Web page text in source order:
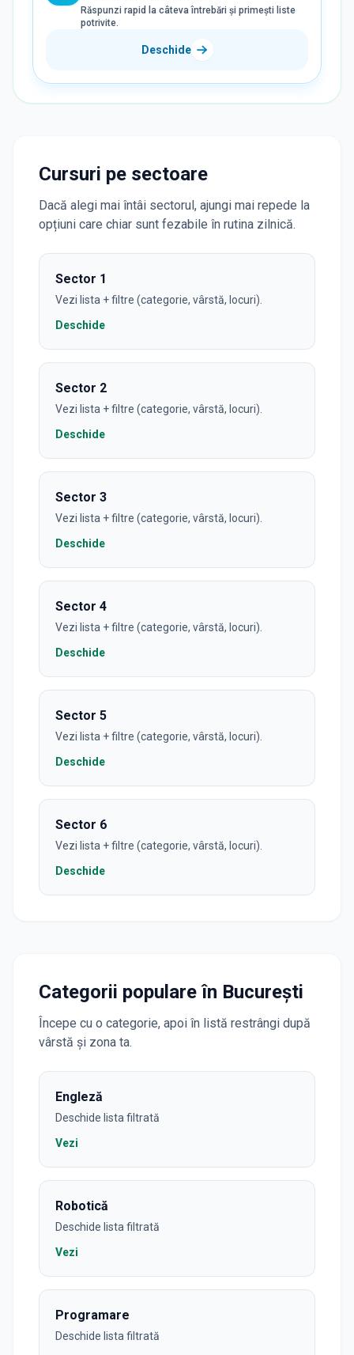
Răspunzi rapid la câteva întrebări și primești liste
potrivite.
Deschide
Cursuri pe sectoare
Dacă alegi mai întâi sectorul, ajungi mai repede la
opțiuni care chiar sunt fezabile în rutina zilnică.
Sector 1
Vezi lista + filtre (categorie, vârstă, locuri).
Deschide
Sector 2
Vezi lista + filtre (categorie, vârstă, locuri).
Deschide
Sector 3
Vezi lista + filtre (categorie, vârstă, locuri).
Deschide
Sector 4
Vezi lista + filtre (categorie, vârstă, locuri).
Deschide
Sector 5
Vezi lista + filtre (categorie, vârstă, locuri).
Deschide
Sector 6
Vezi lista + filtre (categorie, vârstă, locuri).
Deschide
Categorii populare în București
Începe cu o categorie, apoi în listă restrângi după
vârstă și zona ta.
Engleză
Deschide lista filtrată
Vezi
Robotică
Deschide lista filtrată
Vezi
Programare
Deschide lista filtrată